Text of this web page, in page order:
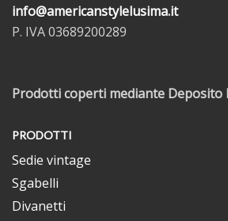
info@americanstylelusima.it
P. IVA 03689200289
Prodotti coperti mediante Deposito
PRODOTTI
Sedie vintage
Sgabelli
Divanetti